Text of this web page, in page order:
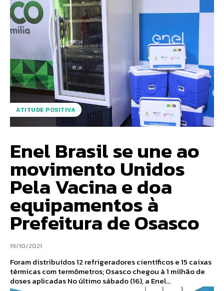
ATITUDE POSITIVA
Enel Brasil se une ao
movimento Unidos
Pela Vacina e doa
equipamentos à
Prefeitura de Osasco
19/10/2021
Foram distribuídos 12 refrigeradores científicos e 15 caixas
térmicas com termômetros; Osasco chegou à 1 milhão de
doses aplicadas No último sábado (16), a Enel...